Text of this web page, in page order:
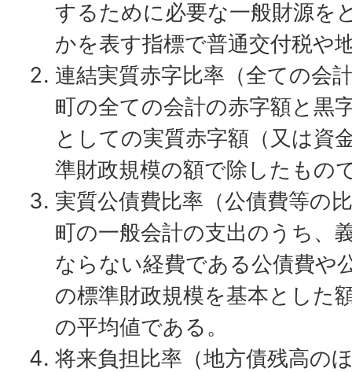
するために必要な一般財源を
かを表す指標で普通交付税や
連結実質赤字比率（全ての会
町の全ての会計の赤字額と黒
としての実質赤字額（又は資
準財政規模の額で除したもの
実質公債費比率（公債費等の
町の一般会計の支出のうち、
ならない経費である公債費や
の標準財政規模を基本とした
の平均値である。
将来負担比率（地方債残高の